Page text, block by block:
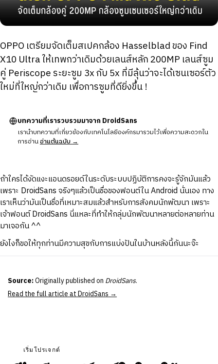
OPPO เตรียมจัดเต็มสเปคกล้อง Hasselblad ของ Find
X10 Ultra ให้เทพกว่าเดิมด้วยเลนส์หลัก 200MP เลนส์ซูม
คู่ Periscope ระยะซูม 3x กับ 5x ที่มีลุ้นว่าจะได้เซนเซอร์ตัว
ใหม่ที่ใหญ่กว่าเดิม เพื่อการซูมที่ดียิ่งขึ้น !
บทความที่เรารวบรวมมาจาก DroidSans
เรานำบทความที่เกี่ยวข้องกับเทคโนโลยีองค์กรมารวมไว้เพื่อความสะดวกใน
การอ่านอ่านต้นฉบับ →
ถ้าใครได้งัดแงะแอนดรอยด์ในระดับระบบปฏิบัติการคงจะรู้จักมันแล้ว
เพราะ DroidSans จริงๆแล้วเป็นชื่อของฟอนต์ใน Android นั่นเอง ทาง
เราเห็นว่ามันเป็นชื่อที่เหมาะสมแล้วสำหรับการสังคมนักพัฒนา เพราะ
เจ้าฟอนต์ DroidSans นี่แหละที่ทำให้กลุ่มนักพัฒนาหลายต่อหลายท่าน
มาเจอกัน ^^
ยังไงก็ขอให้ทุกท่านมีความสุขกับการแบ่งปันในบ้านหลังนี้กันนะจ๊ะ
Source:Originally published on DroidSans.
Read the full article at DroidSans →
เริ่มโปรเจกต์